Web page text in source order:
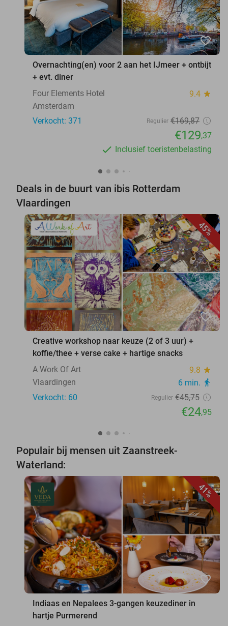
favorite_border
Overnachting(en) voor 2 aan het IJmeer + ontbijt
+ evt. diner
Four Elements Hotel
9.4 star
Amsterdam
Verkocht: 371
Regulier €169,87
€129,37
Inclusief toeristenbelasting
Deals in de buurt van ibis Rotterdam
Vlaardingen
45%
favorite_border
Creative workshop naar keuze (2 of 3 uur) +
koffie/thee + verse cake + hartige snacks
A Work Of Art
9.8 star
Vlaardingen 6 min. directions_walk
Verkocht: 60 Regulier €45,75
€24,95
Populair bij mensen uit Zaanstreek-
Waterland:
41%
favorite_border
Indiaas en Nepalees 3-gangen keuzediner in
hartje Purmerend